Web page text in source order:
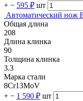
+ − 595 ₽ шт
Автоматический нож
Общая длина
208
Длина клинка
90
Толщина клинка
3.3
Марка стали
8Cr13MoV
+ − 1 590 ₽ шт